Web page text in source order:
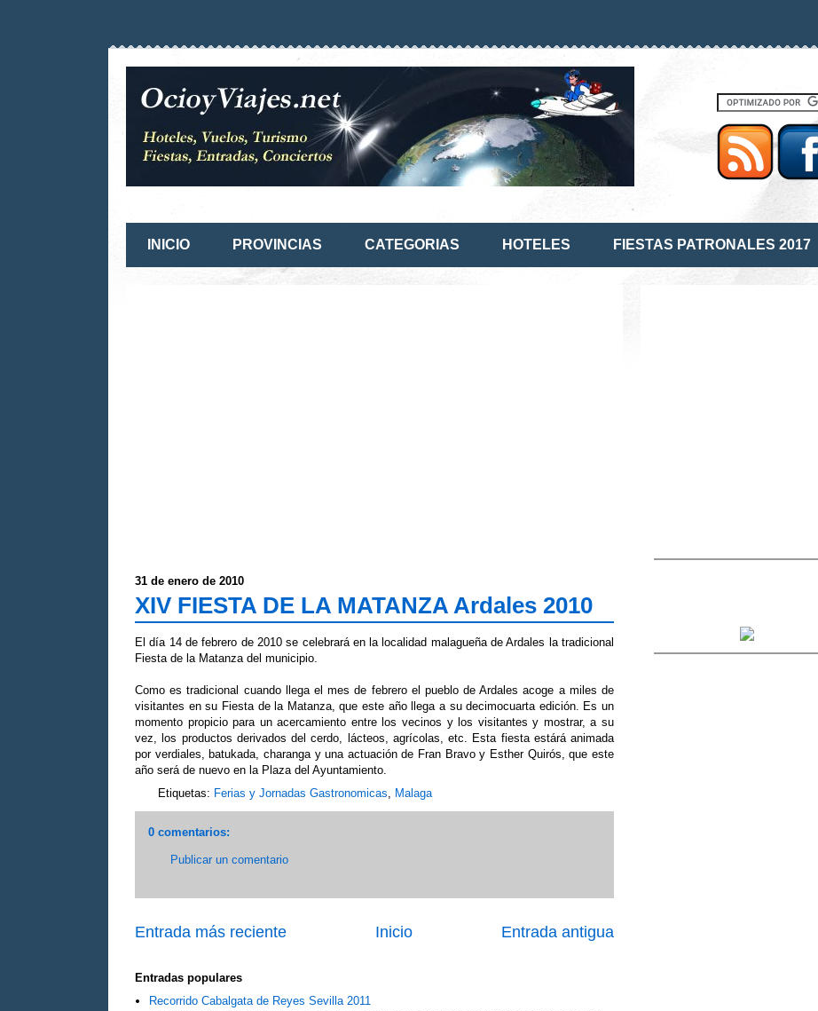
INICIO PROVINCIAS CATEGORIAS HOTELES FIESTAS PATRONALES 2017
31 de enero de 2010
XIV FIESTA DE LA MATANZA Ardales 2010
El día 14 de febrero de 2010 se celebrará en la localidad malagueña de Ardales la tradicional
Fiesta de la Matanza del municipio.
Como es tradicional cuando llega el mes de febrero el pueblo de Ardales acoge a miles de
visitantes en su Fiesta de la Matanza, que este año llega a su decimocuarta edición. Es un
momento propicio para un acercamiento entre los vecinos y los visitantes y mostrar, a su
vez, los productos derivados del cerdo, lácteos, agrícolas, etc. Esta fiesta estárá animada
por verdiales, batukada, charanga y una actuación de Fran Bravo y Esther Quirós, que este
año será de nuevo en la Plaza del Ayuntamiento.
Etiquetas: Ferias y Jornadas Gastronomicas Malaga
0 comentarios:
Publicar un comentario
Entrada más reciente Entrada antigua
Inicio
Entradas populares
Recorrido Cabalgata de Reyes Sevilla 2011